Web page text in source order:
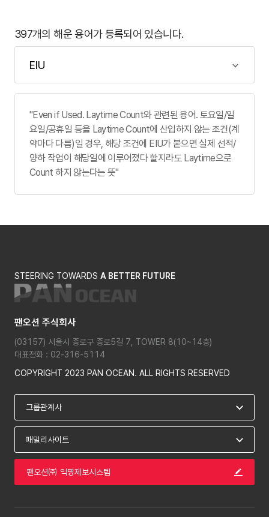
397개의 해운 용어가 등록되어 있습니다.
"Even if Used. Laytime Count와 관련된 용어. 토요일/일
요일/공휴일 등을 Laytime Count에 산입하지 않는 조건(계
약마다 다름)일 경우, 해당 조건에 EIU가 붙으면 실제 선적/
양하 작업이 해당일에 이루어졌다 할지라도 Laytime으로
Count 하지 않는다는 뜻"
STEERING TOWARDS A BETTER FUTURE
팬오션 주식회사
(03157) 서울시 종로구 종로5길 7, TOWER 8(10~14층)
대표전화 : 02-316-5114
COPYRIGHT 2023 PAN OCEAN. ALL RIGHTS RESERVED
팬오션㈜ 익명제보시스템